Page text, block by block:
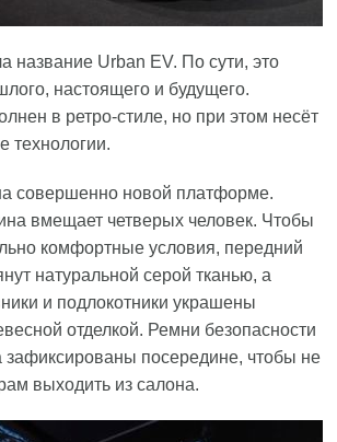
название Urban EV. По сути, это
настоящего и будущего.
в ретро-стиле, но при этом несёт
технологии.
совершенно новой платформе.
вмещает четверых человек. Чтобы
комфортные условия, передний
натуральной серой тканью, а
и подлокотники украшены
отделкой. Ремни безопасности
зафиксированы посередине, чтобы не
выходить из салона.